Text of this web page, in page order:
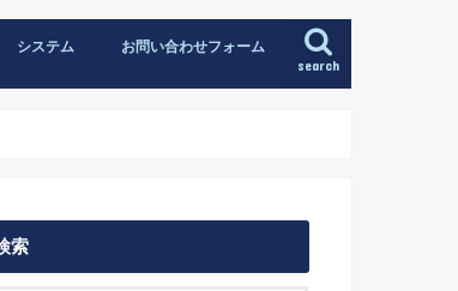
search
システム お問い合わせフォーム
索